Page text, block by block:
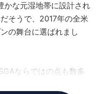
かな元湿地帯に設計され
そうで、2017年の全米
の舞台に選ばれまし
ならではの点も数多